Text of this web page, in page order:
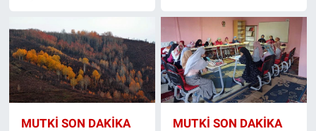
MUTKI SON DAKIKA
MUTKI SON DAKIKA